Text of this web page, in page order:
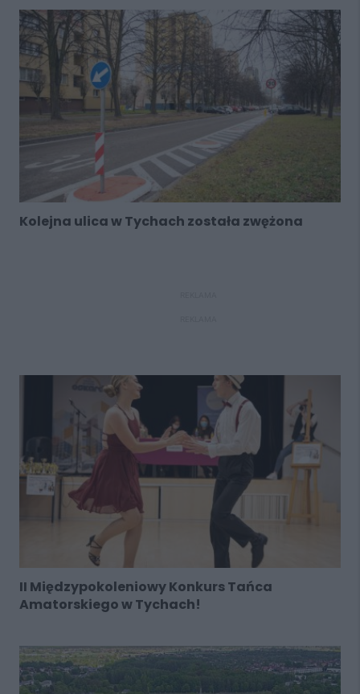
Kolejna ulica w Tychach została zwężona
II Międzypokoleniowy Konkurs Tańca
Amatorskiego w Tychach!